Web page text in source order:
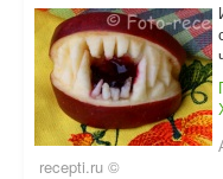
recepti.ru ©